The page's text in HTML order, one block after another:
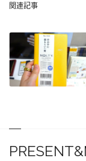
関連記事